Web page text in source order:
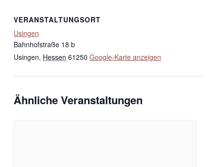
VERANSTALTUNGSORT
Usingen
Bahnhofstraße 18 b
Usingen, Hessen 61250 Google-Karte anzeigen
Ähnliche Veranstaltungen